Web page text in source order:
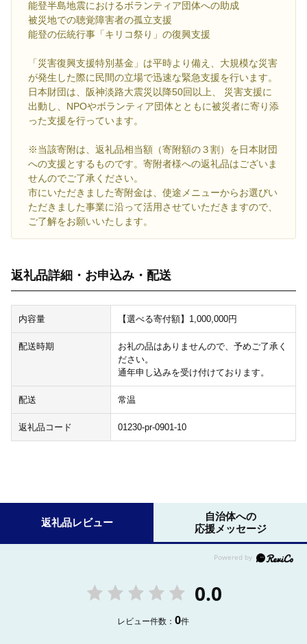
能登半島地震におけるボランティア団体への助成
被災地での聴覚障害者の孤立支援
能登の伝統行事「キリコ祭り」の復興支援
「災害復興支援特別基金」は平時より備え、大規模な災害
が発生した際に民間の立場で迅速な緊急支援を行います。
日本財団は、阪神淡路大震災以降50回以上、 災害支援に
出動し、NPOやボランティア団体とともに被災者に寄り添
った支援を行っています。
※当該寄附は、返礼品相当額（寄附額の３割）を日本財団
への支援とするものです。寄附者様への返礼品はございま
せんのでご了承ください。
市にいただきました寄附金は、使途メニューからお選びい
ただきました事業に沿って活用させていただきますので、
ご了解をお願いいたします。
返礼品詳細・お申込み・配送
内容量 【選べる寄付額】1,000,000円
配送時期
お礼の品はありませんので、予めご了承く
ださい。
通年申し込みを受け付けております。
配送 常温
返礼品コード 01230-pr-0901-10
返礼品レビュー
自治体への
応援メッセージ
0.0
レビュー件数：0件